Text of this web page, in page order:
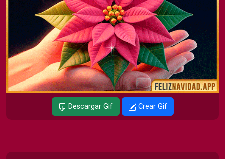
Descargar Gif Crear Gif